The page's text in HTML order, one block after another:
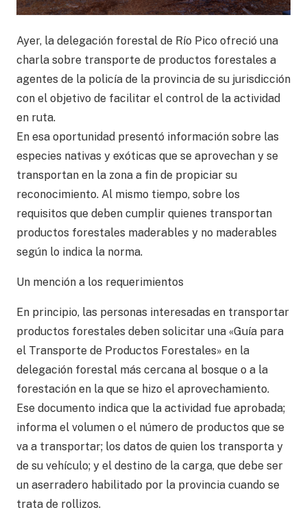
Ayer, la delegación forestal de Río Pico ofreció una
charla sobre transporte de productos forestales a
agentes de la policía de la provincia de su jurisdicción
con el objetivo de facilitar el control de la actividad
en ruta.
En esa oportunidad presentó información sobre las
especies nativas y exóticas que se aprovechan y se
transportan en la zona a fin de propiciar su
reconocimiento. Al mismo tiempo, sobre los
requisitos que deben cumplir quienes transportan
productos forestales maderables y no maderables
según lo indica la norma.
Un mención a los requerimientos
En principio, las personas interesadas en transportar
productos forestales deben solicitar una «Guía para
el Transporte de Productos Forestales» en la
delegación forestal más cercana al bosque o a la
forestación en la que se hizo el aprovechamiento.
Ese documento indica que la actividad fue aprobada;
informa el volumen o el número de productos que se
va a transportar; los datos de quien los transporta y
de su vehículo; y el destino de la carga, que debe ser
un aserradero habilitado por la provincia cuando se
trata de rollizos.